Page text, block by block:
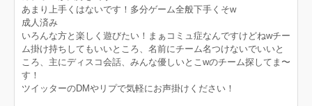
あまり上手くはないです！多分ゲーム全般下手くそw
成人済み
いろんな方と楽しく遊びたい！まぁコミュ症なんですけどねwチー
ム掛け持ちしてもいいところ、名前にチーム名つけないでいいと
ころ、主にディスコ会話、みんな優しいとこwのチーム探してま〜
す！
ツイッターのDMやリプで気軽にお声掛けください！